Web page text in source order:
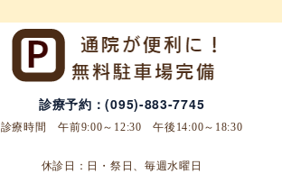
診療予約：(095)-883-7745
診療時間 午前9:00～12:30 午後14:00～18:30
休診日：日・祭日、毎週水曜日